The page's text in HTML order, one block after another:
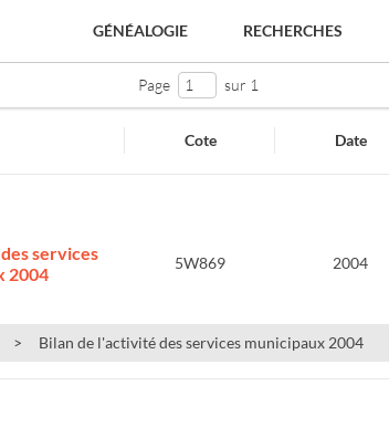
GÉNÉALOGIE RECHERCHES
Page sur 1
Cote Date
services
2004
5W869 2004
Bilan de l'activité des services municipaux 2004